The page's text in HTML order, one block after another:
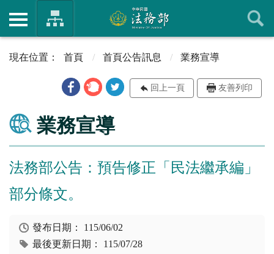
首頁 首頁公告訊息 業務宣導
回上一頁 友善列印
業務宣導
法務部公告：預告修正「民法繼承編」
部分條文。
發布日期： 115/06/02
最後更新日期： 115/07/28